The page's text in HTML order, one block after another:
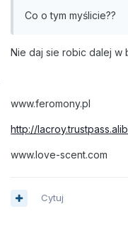
Co o tym myślicie??
Nie daj sie robic dalej w
www.feromony.pl
http://
www.love-scent.com
Cytuj